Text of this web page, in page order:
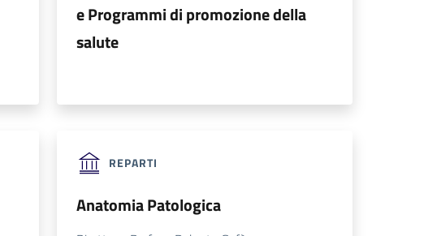
e Programmi di promozione della
salute
REPARTI
Anatomia Patologica